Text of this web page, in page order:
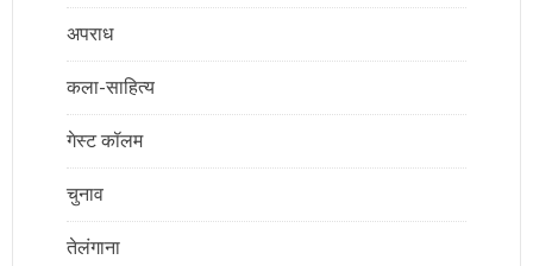
अपराध
कला-साहित्य
गेस्ट कॉलम
चुनाव
तेलंगाना